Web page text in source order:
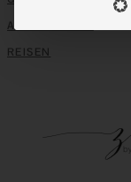
ALLE REZEPTE
REISEN